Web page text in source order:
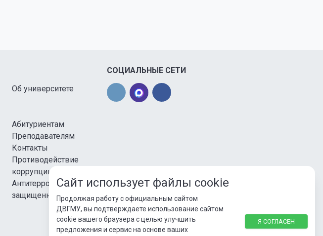
Об университете
Абитуриентам
Преподавателям
Контакты
Противодействие
коррупции
Антитеррористическая
защищенность
СОЦИАЛЬНЫЕ СЕТИ
Сайт использует файлы cookie
Продолжая работу с официальным сайтом
ДВГМУ, вы подтверждаете использование сайтом
cookie вашего браузера с целью улучшить
предложения и сервис на основе ваших
Я СОГЛАСЕН